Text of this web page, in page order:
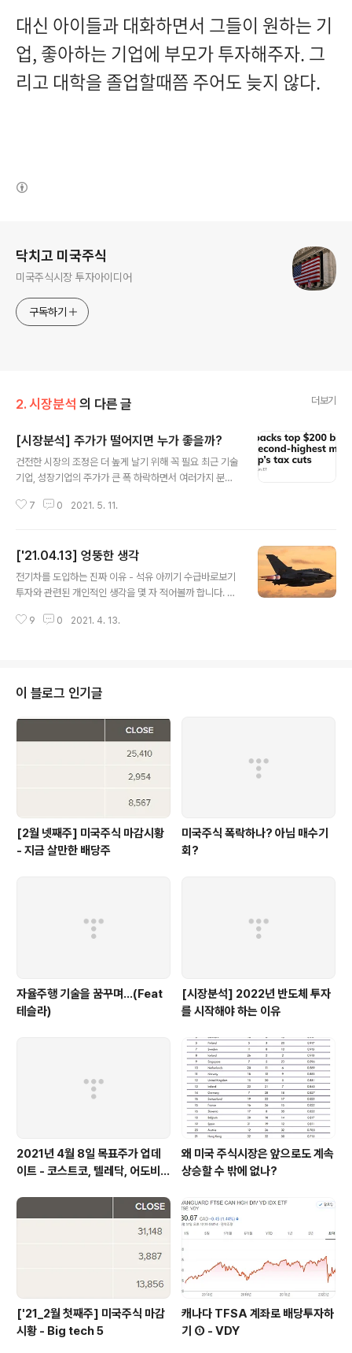
대신 아이들과 대화하면서 그들이 원하는 기
업, 좋아하는 기업에 부모가 투자해주자. 그
리고 대학을 졸업할때쯤 주어도 늦지 않다.
닥치고 미국주식
미국주식시장 투자아이디어
구독하기
2. 시장분석 의 다른 글 더보기
[시장분석] 주가가 떨어지면 누가 좋을까?
건전한 시장의 조정은 더 높게 날기 위해 꼭 필요 최근 기술
기업, 성장기업의 주가가 큰 폭 하락하면서 여러가지 분석
지금 떨어져 준다면 너무 감사한 일이다. 물론 좋은 기업에
사를 해야한다. 우리가 사랑하는 기업들이 저가에 주식을
사서 소각시킬 수 있기 때문이다. 경제성장과 복지증진 즉,
우리 삶의 질 향상의 근간은 기술에서 나온다. 그게 전부다.
오늘 설명을 대신하고자 한다. 건투를 빈다. 1. 미국 기업들
7 0 2021. 5. 11.
['21.04.13] 엉뚱한 생각
전기차를 도입하는 진짜 이유 - 석유 아끼기 수급바로보기
투자와 관련된 개인적인 생각을 몇 자 적어볼까 합니다. 여
고 생각하거나 의견이 좀 다른 부분에 대한 제 소신이니 이
석연료로 상당부분 만들어지고 있고 에너지는 단계를 거칠
수록 효율이 떨어지는데 왜 각국 정부는 친환경을 이유로
전기차를 도입하려고 혈안이 되어 있을까? 여러가지 이유
가 있을 것이다. 돈을 더 풀어야 성장할 수 있는 자본주의
입장에서는 자꾸 새로운 분야에 새로운 기술이 나와야 그
9 0 2021. 4. 13.
이 블로그 인기글
[2월 넷째주] 미국주식 마감시황
- 지금 살만한 배당주
미국주식 폭락하나? 아님 매수기
회?
자율주행 기술을 꿈꾸며...(Feat
테슬라)
[시장분석] 2022년 반도체 투자
를 시작해야 하는 이유
2021년 4월 8일 목표주가 업데
이트 - 코스트코, 텔레닥, 어도비,
왜 미국 주식시장은 앞으로도 계속
상승할 수 밖에 없나?
['21_2월 첫째주] 미국주식 마감
시황 - Big tech 5
캐나다 TFSA 계좌로 배당투자하
기 ① - VDY